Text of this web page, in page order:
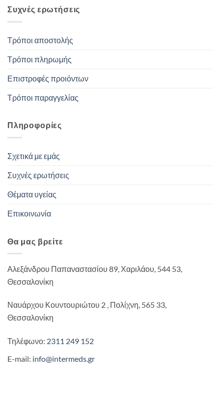
Συχνές ερωτήσεις
Τρόποι αποστολής
Τρόποι πληρωμής
Επιστροφές προιόντων
Τρόποι παραγγελίας
Πληροφορίες
Σχετικά με εμάς
Συχνές ερωτήσεις
Θέματα υγείας
Επικοινωνία
Θα μας βρείτε
Αλεξάνδρου Παπαναστασίου 89, Χαριλάου, 544 53,
Θεσσαλονίκη
Ναυάρχου Κουντουριώτου 2 , Πολίχνη, 565 33,
Θεσσαλονίκη
Τηλέφωνο: 2311 249 152
E-mail: info@intermeds.gr